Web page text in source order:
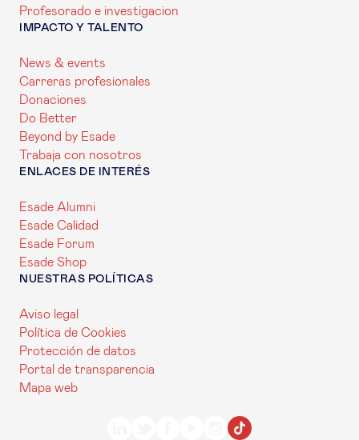
Profesorado e investigacion
IMPACTO Y TALENTO
News & events
Carreras profesionales
Donaciones
Do Better
Beyond by Esade
Trabaja con nosotros
ENLACES DE INTERÉS
Esade Alumni
Esade Calidad
Esade Forum
Esade Shop
NUESTRAS POLÍTICAS
Aviso legal
Política de Cookies
Protección de datos
Portal de transparencia
Mapa web